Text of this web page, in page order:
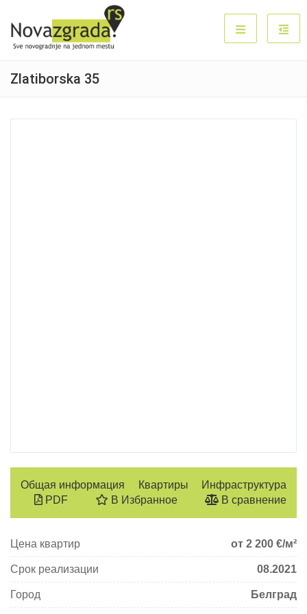
Zlatiborska 35
Общая информация Квартиры
Инфраструктура
PDF
В Избранное В сравнение
Цена квартир от 2 200 €/м²
Срок реализации 08.2021
Город Белград